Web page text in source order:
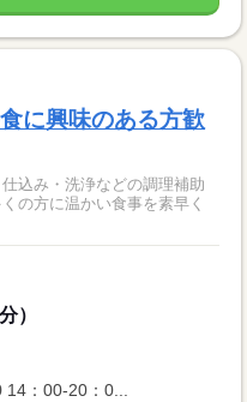
に興味のある方歓
込み・洗浄などの調理補助
の方に温かい食事を素早く
）
：00-20：0...